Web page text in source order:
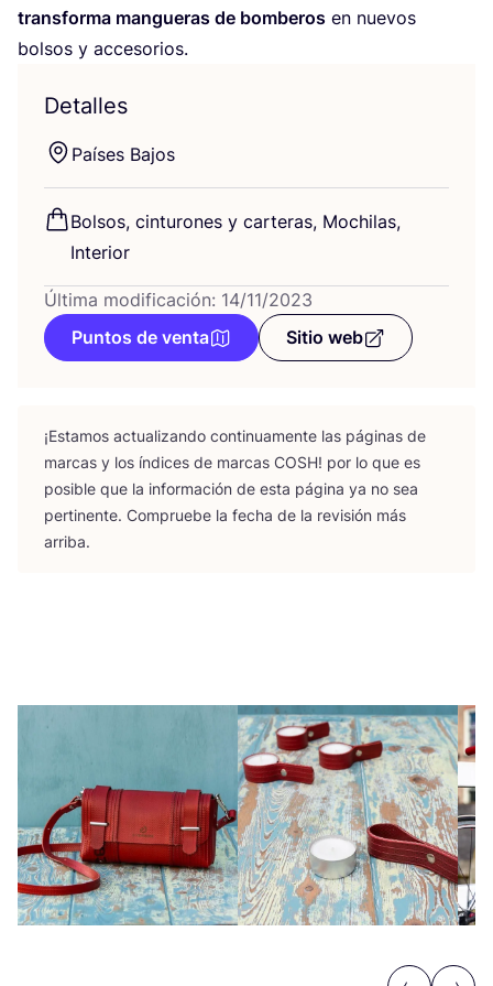
trans­for­ma man­gue­ras de bom­be­ros en nue­vos
bol­sos y accesorios.
Detalles
Paí­ses Bajos
Bol­sos, cin­tu­ro­nes y car­te­ras, Mochi­las,
Interior
Última modificación: 14/11/2023
Puntos de venta
Sitio web
¡Esta­mos actua­li­zan­do con­ti­nua­men­te las pági­nas de
mar­cas y los índi­ces de mar­cas COSH! por lo que es
posi­ble que la infor­ma­ción de esta pági­na ya no sea
per­ti­nen­te. Com­prue­be la fecha de la revi­sión más
arriba.